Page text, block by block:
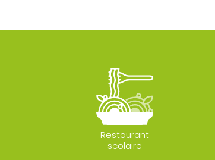
Restaurant
scolaire